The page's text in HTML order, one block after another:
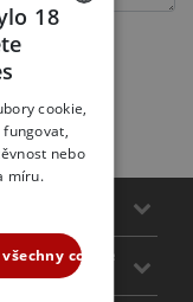
ENGLISH
18
cookie,
nebo
míru.
cookies